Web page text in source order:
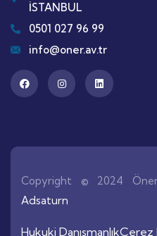
İSTANBUL
0501 027 96 99
info@oner.av.tr
Copyright © 2024
Adsaturn
Hukuki DanışmanlıkÇerez